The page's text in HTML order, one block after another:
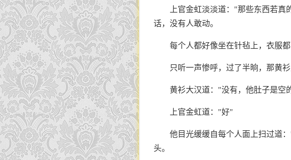
上官金虹淡淡道："那些东西若
话，没有人敢动。
每个人都好像坐在针毡上，衣服都
只听一声惨呼，过了半晌，那黄
黄衫大汉道："没有，他肚子是空
上官金虹道："好"
他目光缓缓自每个人面上扫过道
头。